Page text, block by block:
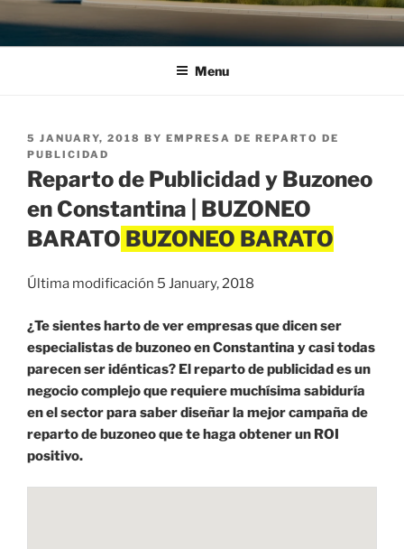
Menu
POSTED
ON
5 JANUARY, 2018 BY EMPRESA DE REPARTO DE
PUBLICIDAD
Reparto de Publicidad y Buzoneo
en Constantina | BUZONEO
BARATO
Última modificación 5 January, 2018
¿Te sientes harto de ver empresas que dicen ser
especialistas de buzoneo en Constantina y casi todas
parecen ser idénticas? El reparto de publicidad es un
negocio complejo que requiere muchísima sabiduría
en el sector para saber diseñar la mejor campaña de
reparto de buzoneo que te haga obtener un ROI
positivo.